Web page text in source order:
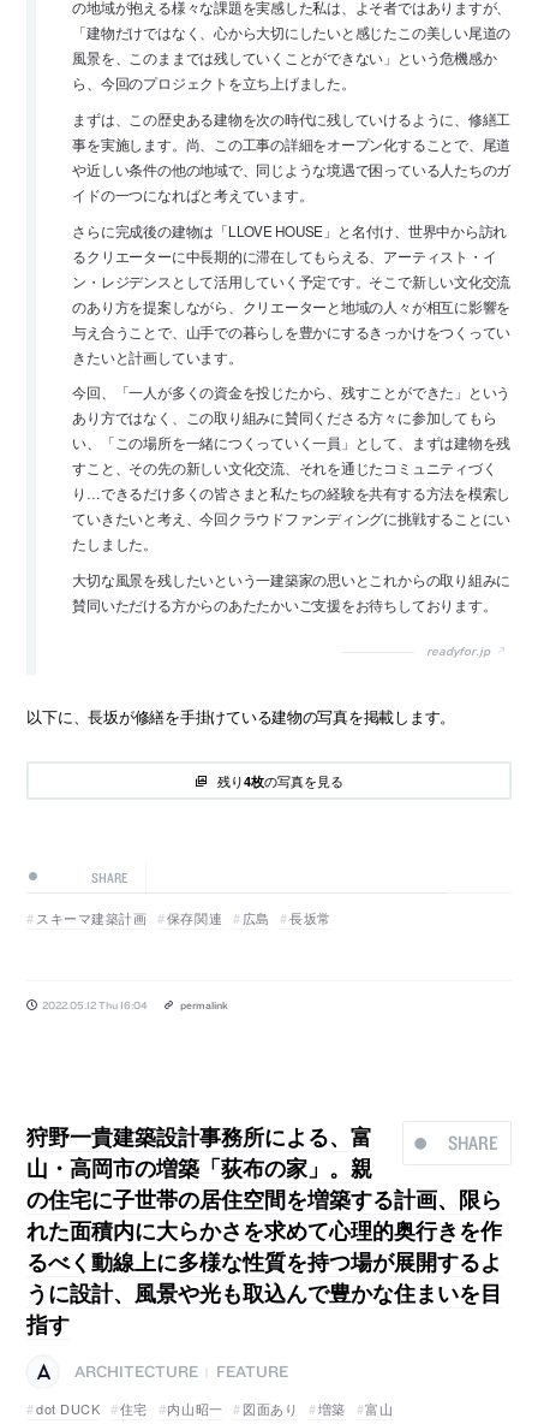
の地域が抱える様々な課題を実感した私は、よそ者ではありますが、
「建物だけではなく、心から大切にしたいと感じたこの美しい尾道の
風景を、このままでは残していくことができない」という危機感か
ら、今回のプロジェクトを立ち上げました。
まずは、この歴史ある建物を次の時代に残していけるように、修繕工
事を実施します。尚、この工事の詳細をオープン化することで、尾道
や近しい条件の他の地域で、同じような境遇で困っている人たちのガ
イドの一つになればと考えています。
さらに完成後の建物は「LLOVE HOUSE」と名付け、世界中から訪れ
るクリエーターに中長期的に滞在してもらえる、アーティスト・イ
ン・レジデンスとして活用していく予定です。そこで新しい文化交流
のあり方を提案しながら、クリエーターと地域の人々が相互に影響を
与え合うことで、山手での暮らしを豊かにするきっかけをつくってい
きたいと計画しています。
今回、「一人が多くの資金を投じたから、残すことができた」という
あり方ではなく、この取り組みに賛同くださる方々に参加してもら
い、「この場所を一緒につくっていく一員」として、まずは建物を残
すこと、その先の新しい文化交流、それを通じたコミュニティづく
り…できるだけ多くの皆さまと私たちの経験を共有する方法を模索し
ていきたいと考え、今回クラウドファンディングに挑戦することにい
たしました。
大切な風景を残したいという一建築家の思いとこれからの取り組みに
賛同いただける方からのあたたかいご支援をお待ちしております。
readyfor.jp
以下に、長坂が修繕を手掛けている建物の写真を掲載します。
残り4枚の写真を見る
SHARE
スキーマ建築計画 保存関連 広島 長坂常
2022.05.12 Thu 16:04 permalink
SHARE
狩野一貴建築設計事務所による、富
山・高岡市の増築「荻布の家」。親
の住宅に子世帯の居住空間を増築する計画、限ら
れた面積内に大らかさを求めて心理的奥行きを作
るべく動線上に多様な性質を持つ場が展開するよ
うに設計、風景や光も取込んで豊かな住まいを目
指す
ARCHITECTURE
FEATURE
dot DUCK
住宅 内山昭一 図面あり 増築
富山